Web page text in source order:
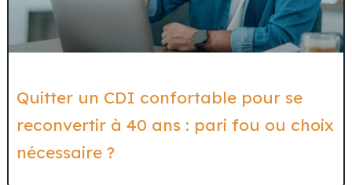
Quitter un CDI confortable pour se
reconvertir à 40 ans : pari fou ou choix
nécessaire ?